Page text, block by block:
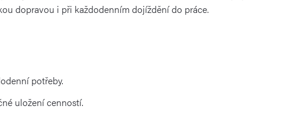
dopravou i při každodenním dojíždění do práce.
potřeby.
uložení cenností.